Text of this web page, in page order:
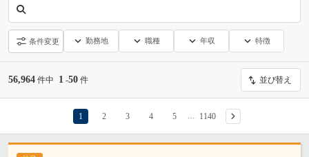
条件変更 勤務地 職種 年収 特徴
56,964 件中 1 -50 件 並び替え
1 2 3 4 5 1140